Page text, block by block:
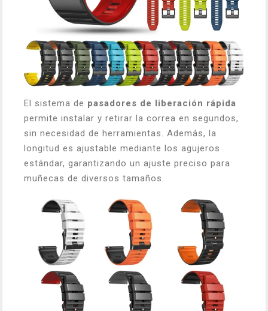
El sistema de pasadores de liberación rápida
permite instalar y retirar la correa en segundos,
sin necesidad de herramientas. Además, la
longitud es ajustable mediante los agujeros
estándar, garantizando un ajuste preciso para
muñecas de diversos tamaños.